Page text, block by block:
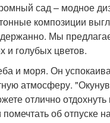
сад – модное
композиции
Мы
и голубых цветов.
и моря. Он
атмосферу.
отлично
помечтать об отпуске